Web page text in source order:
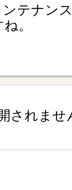
テナン
。
されませ